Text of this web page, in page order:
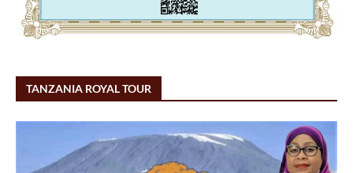
TANZANIA ROYAL TOUR